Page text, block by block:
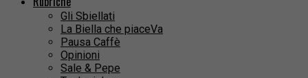
Gli Sbiellati
La Biella che piaceVa
Pausa Caffè
Opinioni
Sale & Pepe